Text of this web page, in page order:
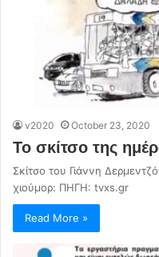
v2020 October 23, 2020
Το σκίτσο της
Σκίτσο του Γιάννη
χιούμορ: ΠΗΓΗ: tvxs.gr
Read More »